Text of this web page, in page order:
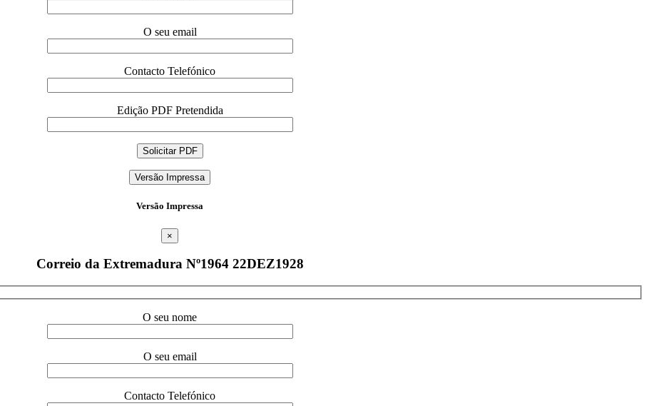
O seu email
Contacto Telefónico
Edição PDF Pretendida
Versão Impressa
Versão Impressa
×
Correio da Extremadura Nº1964 22DEZ1928
O seu nome
O seu email
Contacto Telefónico